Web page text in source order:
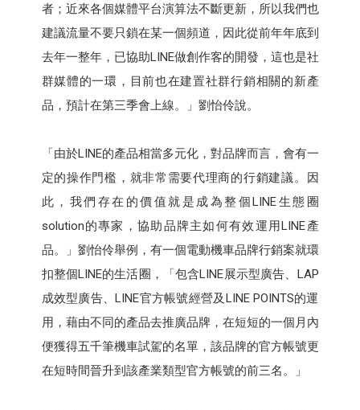
者；近來各個媒體平台演算法不斷更新，所以我們也
建議流量不要只鎖在某一個頻道，因此從前年年底到
去年一整年，已協助LINE做創作客的開發，這也是社
群媒體的一環，目前也在建置社群行銷相關的新產
品，預計在第三季會上線。」劉怡伶說。
「由於LINE的產品相當多元化，對品牌而言，會有一
定的操作門檻，就非常需要代理商的行銷建議。因
此，我們存在的價值就是成為整個LINE生態圈
solution的專家，協助品牌主如何有效運用LINE產
品。」劉怡伶舉例，有一個電動機車品牌行銷案就環
扣整個LINE的生活圈，「包含LINE展示型廣告、LAP
成效型廣告、LINE官方帳號經營及LINE POINTS的運
用，藉由不同的產品去推廣品牌，在短短的一個月內
便獲得五千筆機車試駕的名單，該品牌的官方帳號更
在短時間晉升到該產業類型官方帳號的前三名。」